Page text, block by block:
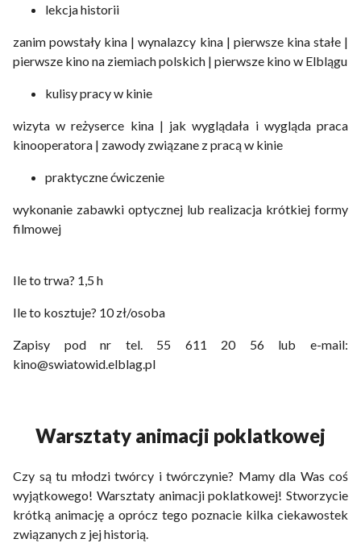
lekcja historii
zanim powstały kina | wynalazcy kina | pierwsze kina stałe |
pierwsze kino na ziemiach polskich | pierwsze kino w Elblągu
kulisy pracy w kinie
wizyta w reżyserce kina | jak wyglądała i wygląda praca
kinooperatora | zawody związane z pracą w kinie
praktyczne ćwiczenie
wykonanie zabawki optycznej lub realizacja krótkiej formy
filmowej
Ile to trwa? 1,5 h
Ile to kosztuje? 10 zł/osoba
Zapisy pod nr tel. 55 611 20 56 lub e-mail:
kino@swiatowid.elblag.pl
Warsztaty animacji poklatkowej
Czy są tu młodzi twórcy i twórczynie? Mamy dla Was coś
wyjątkowego! Warsztaty animacji poklatkowej! Stworzycie
krótką animację a oprócz tego poznacie kilka ciekawostek
związanych z jej historią.